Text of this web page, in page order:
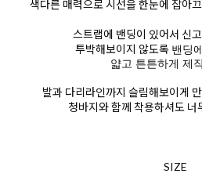
색다른 매력으로 시선을 한눈에 잡아
스트랩에 밴딩이 있어서 신
투박해보이지 않도록 밴딩
얇고 튼튼하게 제
발과 다리라인까지 슬림해보이게
청바지와 함께 착용하셔도
SIZE